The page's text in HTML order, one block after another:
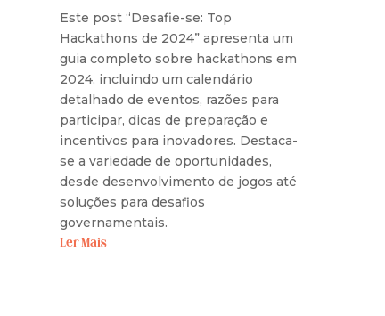
Este post “Desafie-se: Top
Hackathons de 2024” apresenta um
guia completo sobre hackathons em
2024, incluindo um calendário
detalhado de eventos, razões para
participar, dicas de preparação e
incentivos para inovadores. Destaca-
se a variedade de oportunidades,
desde desenvolvimento de jogos até
soluções para desafios
governamentais.
Ler Mais